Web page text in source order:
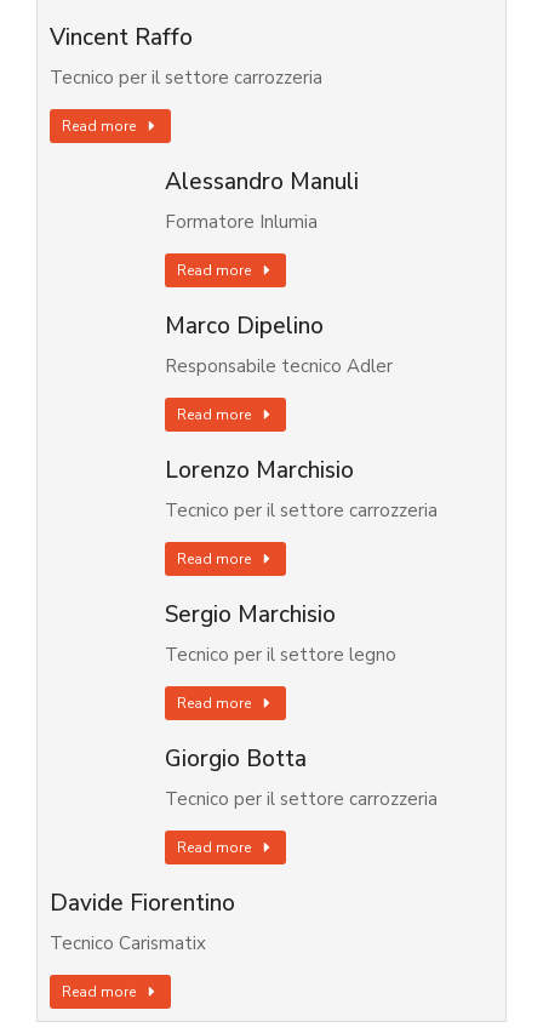
Vincent Raffo
Tecnico per il settore carrozzeria
Read more
Alessandro Manuli
Formatore Inlumia
Read more
Marco Dipelino
Responsabile tecnico Adler
Read more
Lorenzo Marchisio
Tecnico per il settore carrozzeria
Read more
Sergio Marchisio
Tecnico per il settore legno
Read more
Giorgio Botta
Tecnico per il settore carrozzeria
Read more
Davide Fiorentino
Tecnico Carismatix
Read more